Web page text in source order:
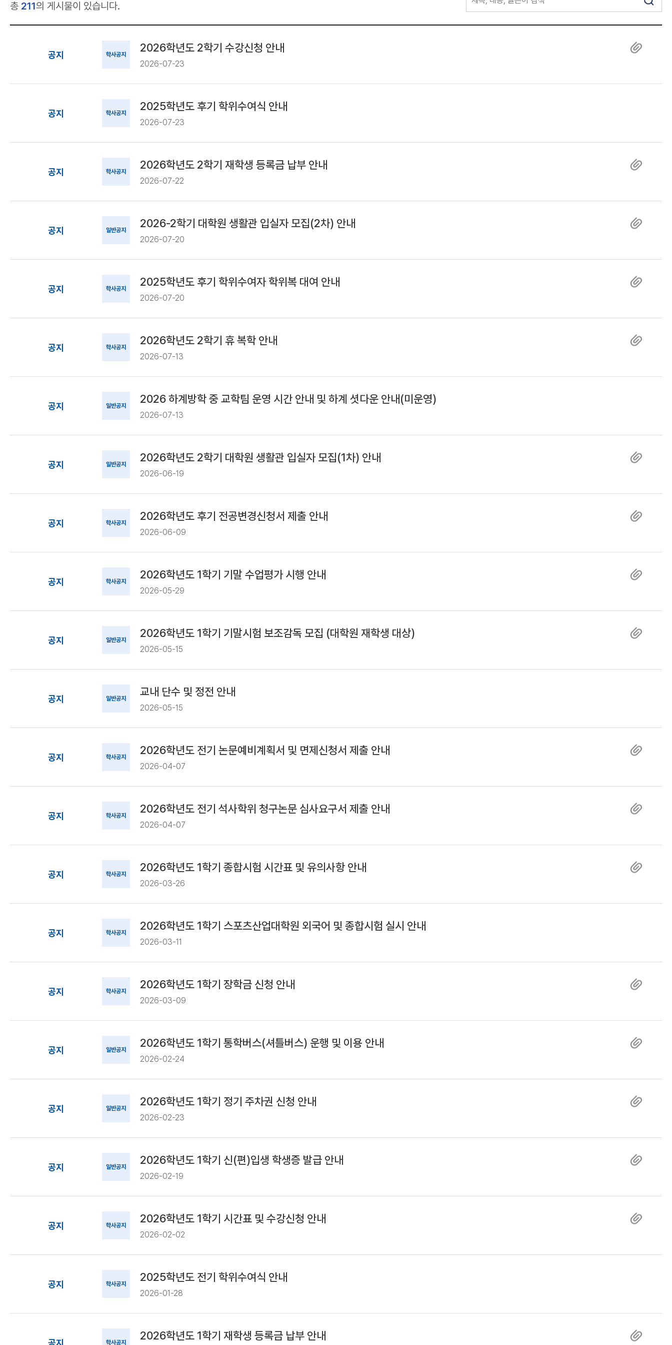
총 211의 게시물이 있습니다.
공지 학사공지
2026학년도 2학기 수강신청 안내
2026-07-23
공지 학사공지
2025학년도 후기 학위수여식 안내
2026-07-23
공지 학사공지
2026학년도 2학기 재학생 등록금 납부 안내
2026-07-22
공지 일반공지
2026-2학기 대학원 생활관 입실자 모집(2차) 안내
2026-07-20
공지 학사공지
2025학년도 후기 학위수여자 학위복 대여 안내
2026-07-20
공지 학사공지
2026학년도 2학기 휴 복학 안내
2026-07-13
공지 일반공지
2026 하계방학 중 교학팀 운영 시간 안내 및 하계 셧다운 안내(미운영)
2026-07-13
공지 일반공지
2026학년도 2학기 대학원 생활관 입실자 모집(1차) 안내
2026-06-19
공지 학사공지
2026학년도 후기 전공변경신청서 제출 안내
2026-06-09
공지 학사공지
2026학년도 1학기 기말 수업평가 시행 안내
2026-05-29
공지 일반공지
2026학년도 1학기 기말시험 보조감독 모집 (대학원 재학생 대상)
2026-05-15
공지 일반공지
교내 단수 및 정전 안내
2026-05-15
공지 학사공지
2026학년도 전기 논문예비계획서 및 면제신청서 제출 안내
2026-04-07
공지 학사공지
2026학년도 전기 석사학위 청구논문 심사요구서 제출 안내
2026-04-07
공지 학사공지
2026학년도 1학기 종합시험 시간표 및 유의사항 안내
2026-03-26
공지 학사공지
2026학년도 1학기 스포츠산업대학원 외국어 및 종합시험 실시 안내
2026-03-11
공지 학사공지
2026학년도 1학기 장학금 신청 안내
2026-03-09
공지 일반공지
2026학년도 1학기 통학버스(셔틀버스) 운행 및 이용 안내
2026-02-24
공지 일반공지
2026학년도 1학기 정기 주차권 신청 안내
2026-02-23
공지 일반공지
2026학년도 1학기 신(편)입생 학생증 발급 안내
2026-02-19
공지 학사공지
2026학년도 1학기 시간표 및 수강신청 안내
2026-02-02
공지 학사공지
2025학년도 전기 학위수여식 안내
2026-01-28
공지 학사공지
2026학년도 1학기 재학생 등록금 납부 안내